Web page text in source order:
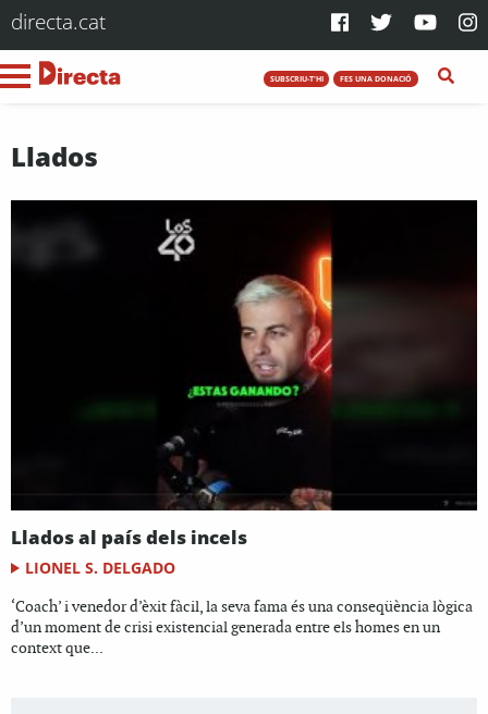
directa.cat
SUBSCRIU-T'HI FES UNA DONACIÓ
Llados
Llados al país dels incels
LIONEL S. DELGADO
‘Coach’ i venedor d’èxit fàcil, la seva fama és una conseqüència lògica
d’un moment de crisi existencial generada entre els homes en un
context que...